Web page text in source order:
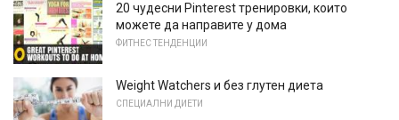
20 чудесни Pinterest тренировки, които
можете да направите у дома
ФИТНЕС ТЕНДЕНЦИИ
Weight Watchers и без глутен диета
СПЕЦИАЛНИ ДИЕТИ